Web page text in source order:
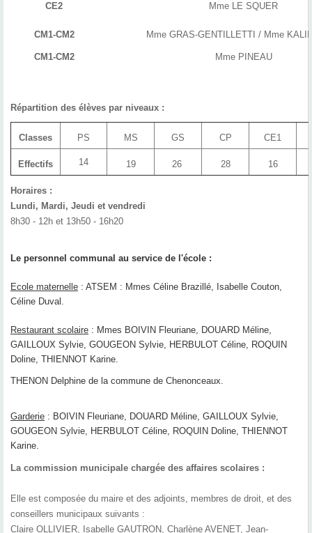
CE2 Mme LE SQUER
CM1-CM2
CM1-CM2
Mme GRAS-GENTILLETTI / Mme
Mme PINEAU
Répartition des élèves par niveaux :
Classes PS MS GS CP CE1
Effectifs 14 19 26 28 16
Horaires :
Lundi, Mardi, Jeudi et vendredi
8h30 - 12h et 13h50 - 16h20
Le personnel communal au service de l'école :
Ecole maternelle : ATSEM : Mmes Céline Brazillé, Isabelle Couton,
Céline Duval.
Restaurant scolaire : Mmes BOIVIN Fleuriane, DOUARD Méline,
GAILLOUX Sylvie, GOUGEON Sylvie, HERBULOT Céline, ROQUIN
Doline, THIENNOT Karine.
THENON Delphine de la commune de Chenonceaux.
Garderie : BOIVIN Fleuriane, DOUARD Méline, GAILLOUX Sylvie,
GOUGEON Sylvie, HERBULOT Céline, ROQUIN Doline, THIENNOT
Karine.
La commission municipale chargée des affaires scolaires :
Elle est composée du maire et des adjoints, membres de droit, et des
conseillers municipaux suivants :
Claire OLLIVIER, Isabelle GAUTRON, Charlène AVENET, Jean-